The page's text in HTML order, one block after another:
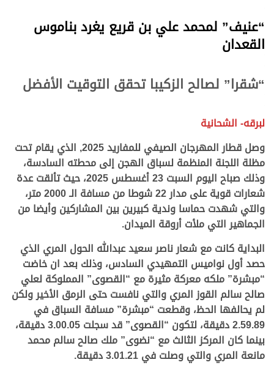
“عنيف” لمحمد علي بن قريع يغرد بناموس
القعدان
“شقرا” لصالح الزكيبا تحقق التوقيت الأفضل
لبرقه- الشحانية
وصل قطار المهرجان الصيفي للمفاريد 2025, الذي يقام تحت
مظلة اللجنة المنظمة لسباق الهجن إلى محطته السادسة،
وذلك صباح اليوم السبت 23 أغسطس 2025، حيث تألقت عدة
شعارات قوية على مدار 22 شوطا من مسافة الـ 2000 متر،
والتي شهدت حماسا وندية كبيرين بين المشاركين وأيضا من
الجماهير التي ملأت أروقة الميدان.
البداية كانت مع شعار ناصر سعيد عبدالله الحول المري الذي
حصد أول نواميس التمهيدي السادس، وذلك بعد ان خاضت
“مبشرة” ملكه معركة مثيرة مع “القصوى” المملوكة لعلي
صالح سالم القوز المري والتي نافست حتى الرمق الأخير ولكن
لم يحالفها الحظ، وقطعت “مبشرة” مسافة السباق في
2.59.89 دقيقة، لتكون “القصوى” قد سجلت 3.00.05 دقيقة،
بينما كان المركز الثالث مع “نضوى” ملك صالح سالم محمد
مانعة المري والتي وصلت في 3.01.21 دقيقة.